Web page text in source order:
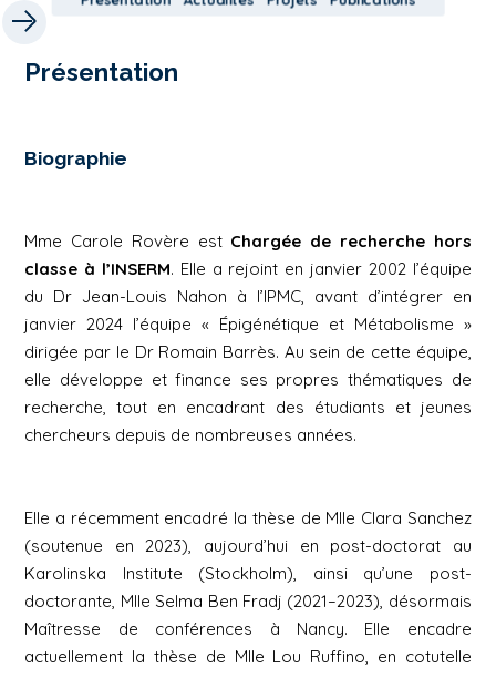
Présentation
Biographie
Mme Carole Rovère est Chargée de recherche hors
classe à l’INSERM. Elle a rejoint en janvier 2002 l’équipe
du Dr Jean-Louis Nahon à l’IPMC, avant d’intégrer en
janvier 2024 l’équipe« Épigénétique et Métabolisme »
dirigée par le Dr Romain Barrès. Au sein de cette équipe,
elle développe et finance ses propres thématiques de
recherche, tout en encadrant des étudiants et jeunes
chercheurs depuis de nombreuses années.
Elle a récemment encadré la thèse de Mlle Clara Sanchez
(soutenue en 2023), aujourd’hui en post-doctorat au
Karolinska Institute (Stockholm), ainsi qu’une post-
doctorante, Mlle Selma Ben Fradj (2021–2023), désormais
Maîtresse de conférences à Nancy. Elle encadre
actuellement la thèse de Mlle Lou Ruffino, en cotutelle